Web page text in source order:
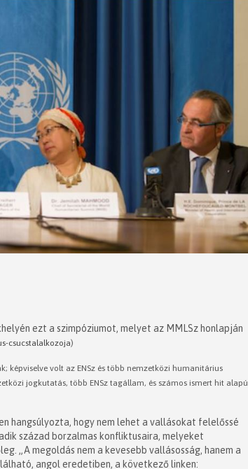
ezt a szimpóziumot, melyet az MMLSz honlapján
csucstalalkozoja)
képviselve volt az ENSz és több nemzetközi humanitárius
jogkutatás, több ENSz tagállam, és számos ismert hit alapú
hangsúlyozta, hogy nem lehet a vallásokat felelőssé
század borzalmas konfliktusaira, melyeket
„A megoldás nem a kevesebb vallásosság, hanem a
angol eredetiben, a következő linken: